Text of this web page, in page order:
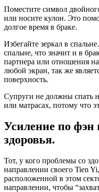
Поместите символ
или носите кулон. Это
долгое время в браке.
Избегайте зеркал в
спальне, что значит и в
партнера или отношения
любой экран, так же
поверхность.
Супруги не должны спать
или матрасах, потому что
Усиление по фэн
здоровья.
Тот, у кого проблемы со
направлении своего Tien
расположенной в этом
направлении, чтобы